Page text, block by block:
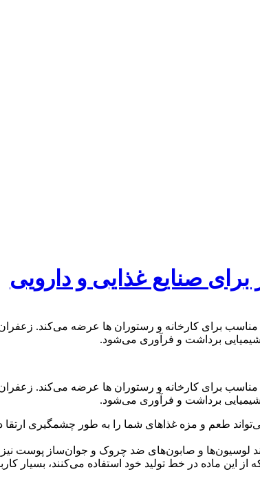
صنایع غذایی و دارویی
مناسب برای کارخانه و رستوران ها عرضه می‌کند.
شیمیایی برداشت و فرآوری می‌شود.
مناسب برای کارخانه و رستوران ها عرضه می‌کند.
شیمیایی برداشت و فرآوری می‌شود.
طعم و مزه غذاهای شما را به طور چشمگیری ارتقا
لوسیون‌ها و صابون‌های ضد چروک و جوان‌ساز پوست
ماده در خط تولید خود استفاده می‌کنند، بسیار